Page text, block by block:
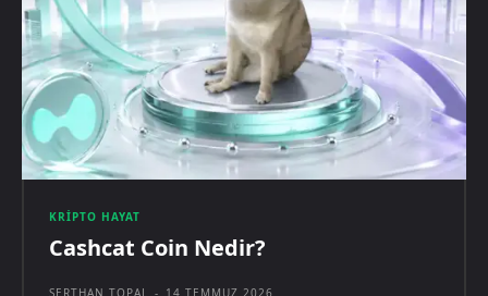
KRIPTO HAYAT
Cashcat Coin Nedir?
SERTHAN TOPAL - 14 TEMMUZ 2026